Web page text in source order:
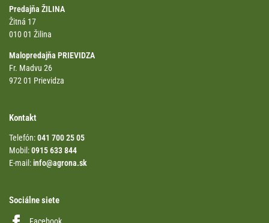
Predajňa ŽILINA
Žitná 17
010 01 Žilina
Malopredajňa PRIEVIDZA
Fr. Madvu 26
972 01 Prievidza
Kontakt
Telefón:041 700 25 05
Mobil:0915 633 844
E-mail:info@agrona.sk
Sociálne siete
Facebook